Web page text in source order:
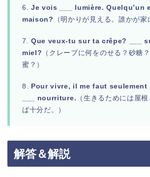
6.Je vois ___ lumière. Quelqu’un
maison?
（明かりが見える。誰かが家
7.Que veux-tu sur ta crêpe? ___
miel? （クレープに何をのせる？砂糖
蜜？）
8. Pour vivre, il me faut seulement
___ nourriture. （生きるためには屋
ば十分だ。）
解答＆解説